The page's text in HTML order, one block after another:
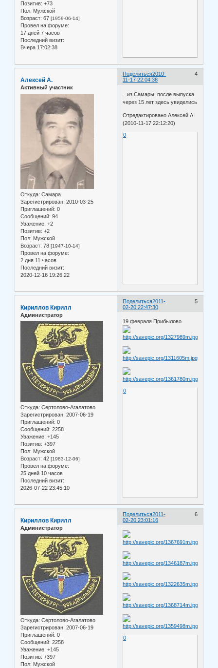
Позитив: +73
Пол: Мужской
Возраст: 67 [1959-06-14]
Провел на форуме:
17 дней 7 часов
Последний визит:
Вчера 17:02:38
Поделиться 4
2010-
11-17 22:04:38
Алексей А.
Активный участник
Откуда: Самара
Зарегистрирован: 2010-03-25
Приглашений: 0
Сообщений: 94
Уважение: +2
Позитив: +2
Пол: Мужской
Возраст: 78 [1947-10-14]
Провел на форуме:
2 дня 11 часов
Последний визит:
2020-12-16 19:26:22
...из Самары. после выпуска
через 15 лет здесь увиделись
Отредактировано Алексей А.
(2010-11-17 22:12:20)
0
Поделиться 5
2011-
02-20 22:47:30
Кириллов Кирилл
Администратор
Откуда: Сертолово-Агалатово
Зарегистрирован: 2007-06-19
Приглашений: 0
Сообщений: 2258
Уважение: +145
Позитив: +397
Пол: Мужской
Возраст: 42 [1983-12-06]
Провел на форуме:
25 дней 10 часов
Последний визит:
2026-07-22 23:45:10
19 февраля Прибылово
0
Поделиться 6
2011-
02-20 23:01:16
Кириллов Кирилл
Администратор
Откуда: Сертолово-Агалатово
Зарегистрирован: 2007-06-19
Приглашений: 0
Сообщений: 2258
Уважение: +145
Позитив: +397
Пол: Мужской
0